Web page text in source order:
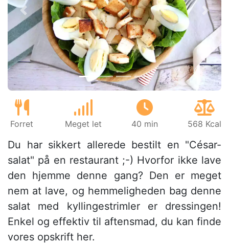
Tidligere
Forret Meget let 40 min 568 Kcal
Du har sikkert allerede bestilt en "César-
salat" på en restaurant ;-) Hvorfor ikke lave
den hjemme denne gang? Den er meget
nem at lave, og hemmeligheden bag denne
salat med kyllingestrimler er dressingen!
Enkel og effektiv til aftensmad, du kan finde
vores opskrift her.